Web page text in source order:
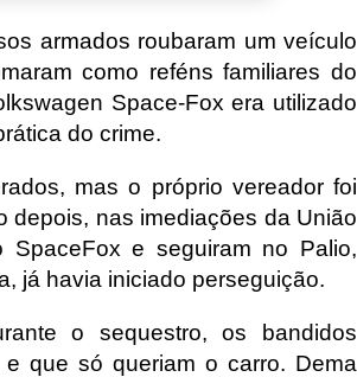
armados roubaram um veículo
como reféns familiares do
Space-Fox era utilizado
do crime.
mas o próprio vereador foi
depois, nas imediações da União
SpaceFox e seguiram no Palio,
já havia iniciado perseguição.
o sequestro, os bandidos
que só queriam o carro. Dema